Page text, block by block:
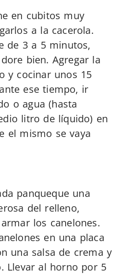
en cubitos muy
a la cacerola.
de 3 a 5 minutos,
bien. Agregar la
y cocinar unos 15
ese tiempo, ir
o agua (hasta
litro de líquido) en
el mismo se vaya
panqueque una
del relleno,
los canelones.
en una placa
una salsa de crema y
Llevar al horno por 5